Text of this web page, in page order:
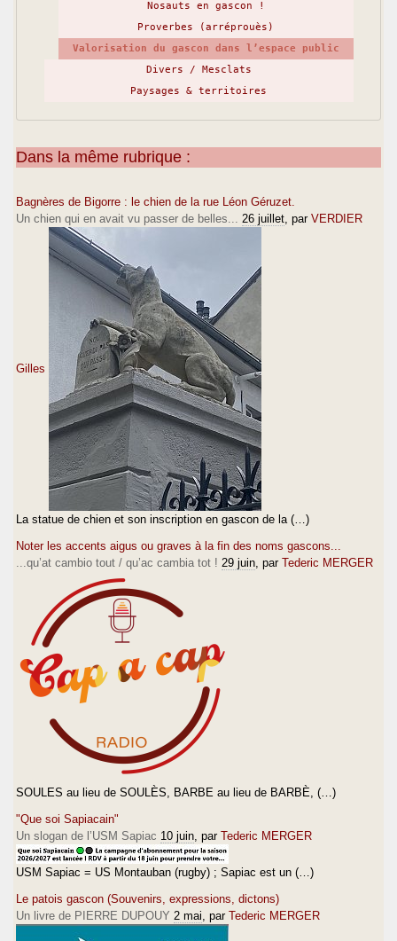
Nosauts en gascon !
Proverbes (arréprouès)
Valorisation du gascon dans l’espace public
Divers / Mesclats
Paysages & territoires
Dans la même rubrique :
Bagnères de Bigorre : le chien de la rue Léon Géruzet.
Un chien qui en avait vu passer de belles...
26 juillet , par VERDIER
Gilles
La statue de chien et son inscription en gascon de la (…)
Noter les accents aigus ou graves à la fin des noms gascons...
...qu’at cambio tout / qu’ac cambia tot ! 29 juin , par Tederic MERGER
SOULES au lieu de SOULÈS, BARBE au lieu de BARBÈ, (…)
"Que soi Sapiacain"
Un slogan de l’USM Sapiac 10 juin , par Tederic MERGER
USM Sapiac = US Montauban (rugby) ; Sapiac est un (…)
Le patois gascon (Souvenirs, expressions, dictons)
Un livre de PIERRE DUPOUY 2 mai , par Tederic MERGER